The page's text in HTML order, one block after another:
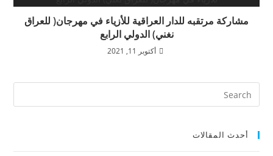
مشاركة مرتقبه للدار العراقية للأزياء في مهرجان( للعراق
نغني) الدولي الرابع
أكتوبر 11, 2021
أحدث المقالات